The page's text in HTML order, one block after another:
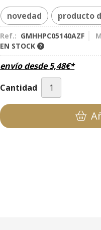
novedad producto
Ref.: GMHHPC05140AZF
EN STOCK
envío desde5,48€*
Cantidad